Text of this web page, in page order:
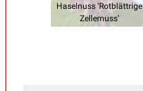
Haselnuss 'Rotblättrige
Zellernuss’